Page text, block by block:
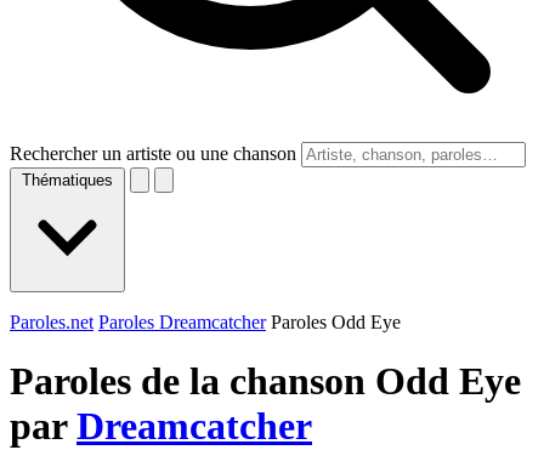
Rechercher un artiste ou une chanson
Thématiques
Paroles.net Paroles Dreamcatcher Paroles Odd Eye
Paroles de la chanson Odd Eye
parDreamcatcher